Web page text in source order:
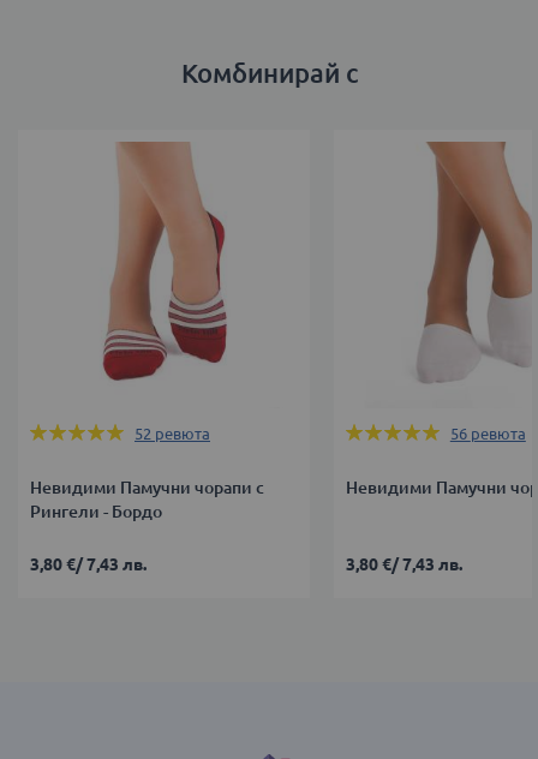
Комбинирай с
Оценка:
52 ревюта
Невидими Памучни чорапи с
Рингели - Бордо
3,80 €/7,43 лв.
Оценка:
56 ревюта
Невидими Памучни
3,80 €/7,43 лв.